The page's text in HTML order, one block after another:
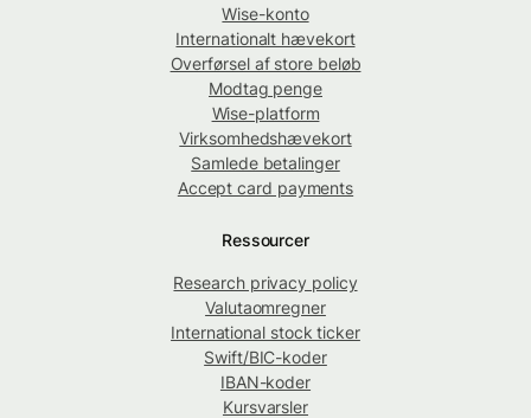
Wise-konto
Internationalt hævekort
Overførsel af store beløb
Modtag penge
Wise-platform
Virksomhedshævekort
Samlede betalinger
Accept card payments
Ressourcer
Research privacy policy
Valutaomregner
International stock ticker
Swift/BIC-koder
IBAN-koder
Kursvarsler